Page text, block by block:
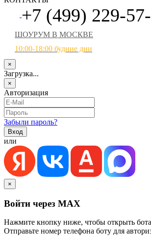
+7 (499) 229-
ШОУРУМ В МОСКВЕ
10:00-18:00 будние дни
×
Загрузка...
×
Авторизация
Забыли пароль?
или
×
Войти через MAX
Нажмите кнопку ниже, чтобы открыть
Отправьте номер телефона боту для